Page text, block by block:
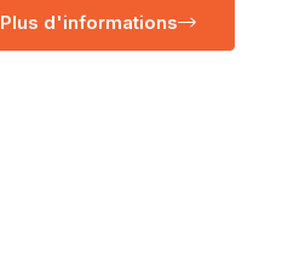
Plus d'informations